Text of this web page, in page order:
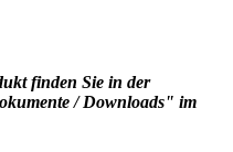
finden Sie in der
/ Downloads" im